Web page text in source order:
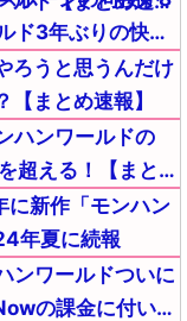
3年ぶりの快挙
】
ろうと思うんだけ
まとめ速報】
ハンワールドの
超える！【まとめ
に新作「モンハン
年夏に続報
ンワールドついに
の課金に付いて